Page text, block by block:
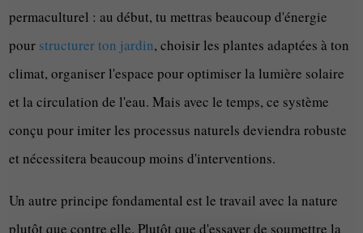
permaculturel : au début, tu mettras beaucoup d'énergie
pour structurer ton jardin, choisir les plantes adaptées à ton
climat, organiser l'espace pour optimiser la lumière solaire
et la circulation de l'eau. Mais avec le temps, ce système
conçu pour imiter les processus naturels deviendra robuste
et nécessitera beaucoup moins d'interventions.
Un autre principe fondamental est le travail avec la nature
plutôt que contre elle. Plutôt que d'essayer de soumettre la